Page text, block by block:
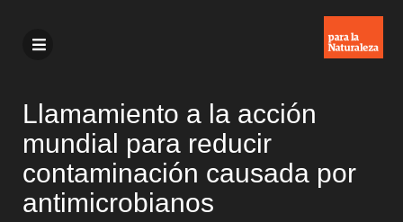
Llamamiento a la acción
mundial para reducir
contaminación causada por
antimicrobianos